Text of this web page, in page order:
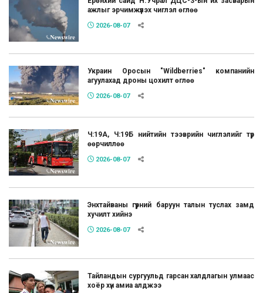
ажлыг эрчимжүүлэх чиглэл өглөө
2026-08-07
Украин Оросын "Wildberries" компанийн
агуулахад дроны цохилт өглөө
2026-08-07
Ч:19А, Ч:19Б нийтийн тээврийн чиглэлийг түр
өөрчиллөө
2026-08-07
Энхтайваны гүүрний баруун талын туслах замд
хучилт хийнэ
2026-08-07
Тайландын сургуульд гарсан халдлагын улмаас
хоёр хүн амиа алджээ